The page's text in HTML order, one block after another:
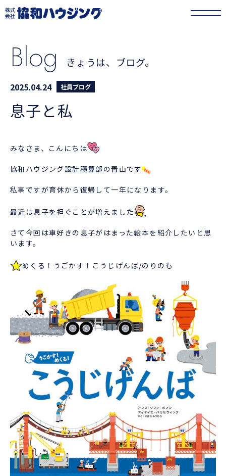
協和ハウジング >きょうは、ブログ。
Blog きょうは、ブログ。
2025.04.24 社員ブログ
息子と私
みなさま、こんにちは
協和ハウジング設計積算部の青山です
私事ですが育休から復帰して一年になります。
最近は息子を担ぐことが増えました
さて今回は車好きの息子がはまった絵本を紹介したいと思
います。
めくる！うごかす！こうじげんば/のりのも